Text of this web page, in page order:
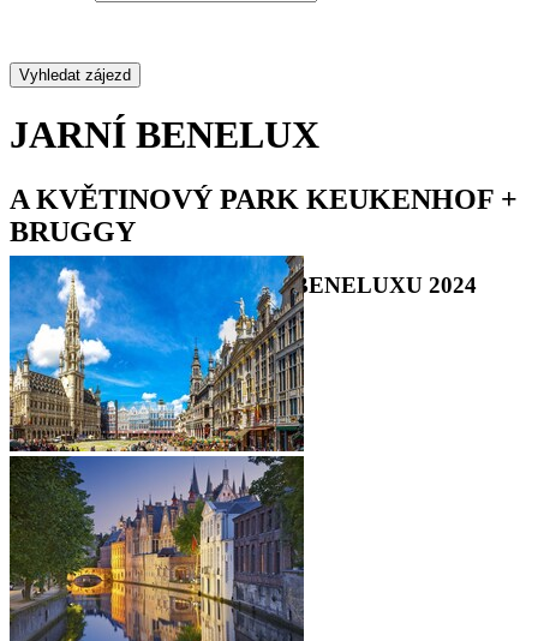
JARNÍ BENELUX
A KVĚTINOVÝ PARK KEUKENHOF +
BRUGGY
POZNÁVACÍ ZÁJEZD DO BENELUXU 2024
•• •••••••••••••••••••••